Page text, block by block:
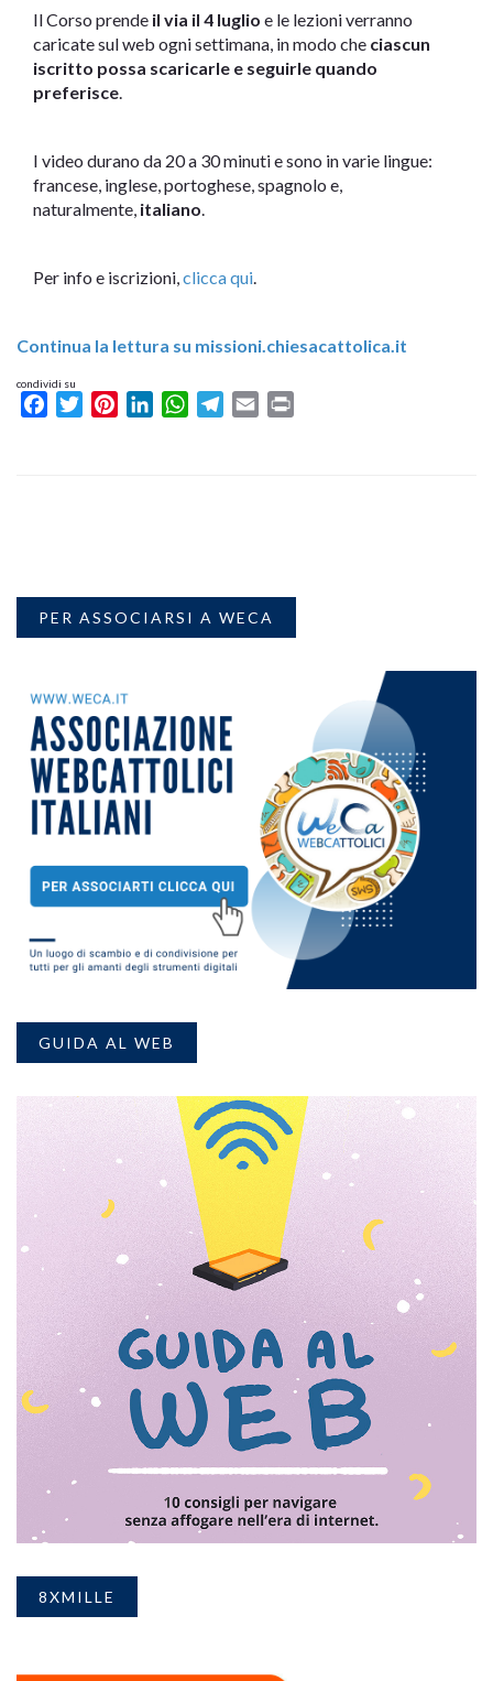
Il Corso prende il via il 4 luglio e le lezioni verranno
caricate sul web ogni settimana, in modo che ciascun
iscritto possa scaricarle e seguirle quando
preferisce.
I video durano da 20 a 30 minuti e sono in varie lingue:
francese, inglese, portoghese, spagnolo e,
naturalmente, italiano.
Per info e iscrizioni,clicca qui.
Continua la lettura su missioni.chiesacattolica.it
condividi su
FacebookTwitterPinterestLinkedInWhatsAppTelegram
Email
PER ASSOCIARSI A WECA
GUIDA AL WEB
8XMILLE